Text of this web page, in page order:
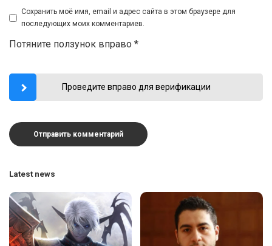
Сохранить моё имя, email и адрес сайта в этом браузере для
последующих моих комментариев.
Потяните ползунок вправо *
Проведите вправо для верификации
Latest news